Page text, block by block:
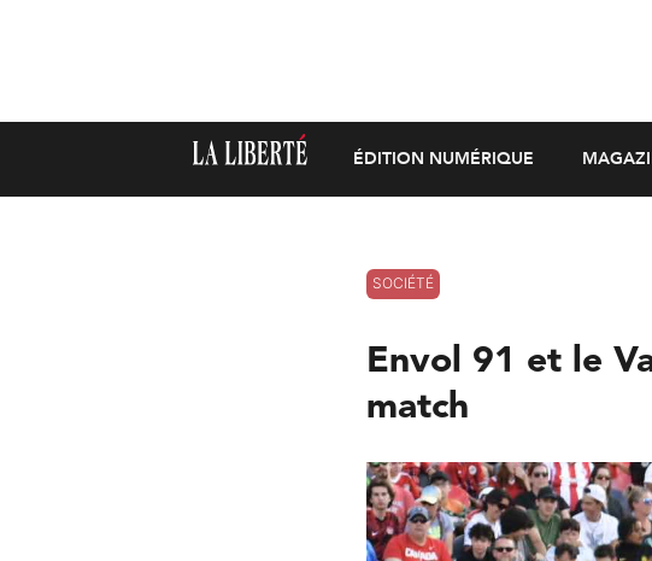
ÉDITION NUMÉRIQUE
SOCIÉTÉ
Envol 91 et le
match